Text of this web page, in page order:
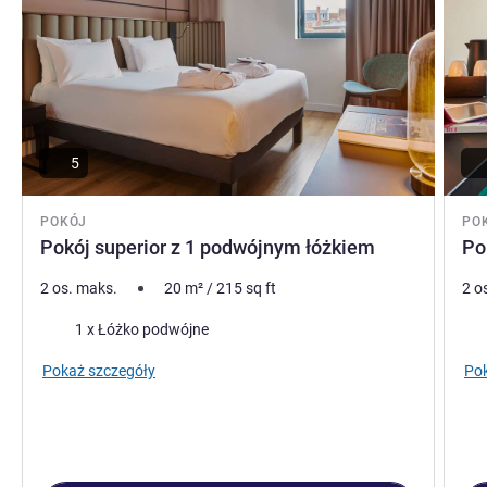
Stéphane FLAMBERT, Zarządzanie hotelem
POKÓJ
Pokój superior z 1 podwójnym łóżkiem
5
2 os. maks. 20 m²/215sq ft
Pościel1 x Łóżko podwójne
Pokaż szczegóły
2